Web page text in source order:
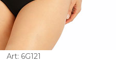
Art: 6G121